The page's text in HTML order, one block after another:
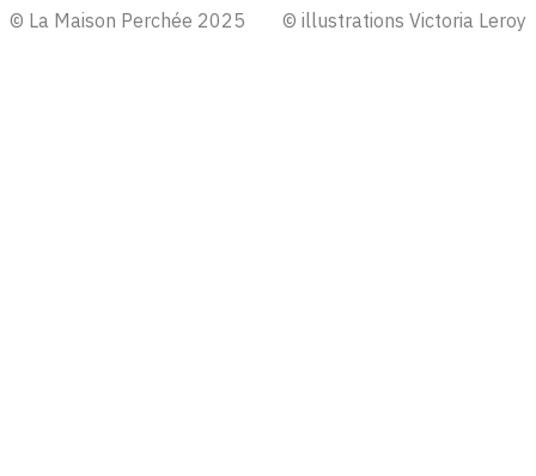
© La Maison Perchée 2025 © illustrations Victoria Leroy